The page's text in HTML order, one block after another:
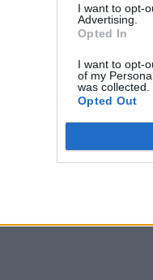
I want to opt-
Advertising.
Opted In
I want to opt-
of my
was collected.
Opted Out